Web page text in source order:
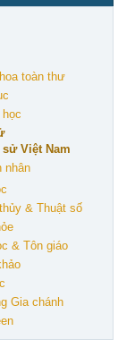
toàn thư
học
sử Việt Nam
nhân
& Thuật số
& Tôn giáo
Gia chánh